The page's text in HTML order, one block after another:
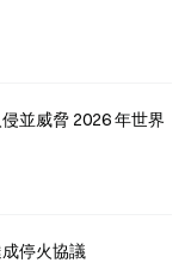
並威脅 2026 年世界
停火協議